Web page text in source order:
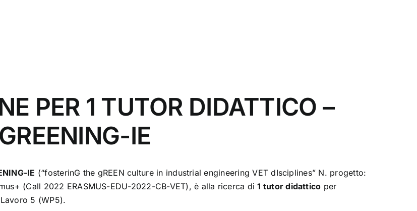
PER 1 TUTOR DIDATTICO –
IE
IE (“fosterinG the gREEN culture in industrial engineering VET dIsciplines” N. progetto:
(Call 2022 ERASMUS-EDU-2022-CB-VET), è alla ricerca di1 tutor didattico per
5 (WP5).